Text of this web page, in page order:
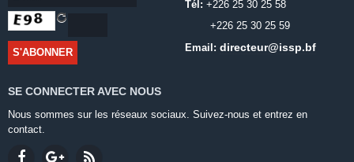
Tél: +226 25 30 25 58
+226 25 30 25 59
Email: directeur@issp.bf
SE CONNECTER AVEC NOUS
Nous sommes sur les réseaux sociaux. Suivez-nous et entrez en
contact.